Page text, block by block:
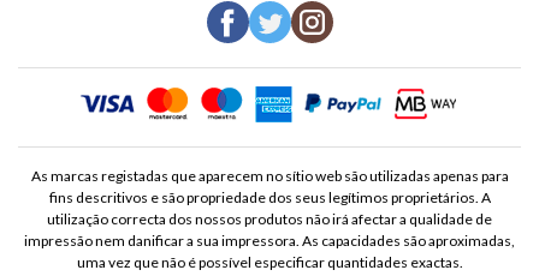
As marcas registadas que aparecem no sítio web são utilizadas apenas para
fins descritivos e são propriedade dos seus legítimos proprietários. A
utilização correcta dos nossos produtos não irá afectar a qualidade de
impressão nem danificar a sua impressora. As capacidades são aproximadas,
uma vez que não é possível especificar quantidades exactas.